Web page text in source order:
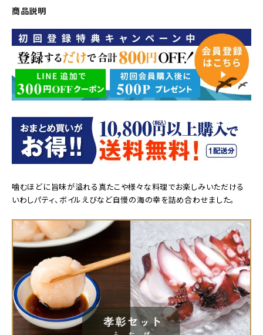
商品説明
噛むほどに旨味が溢れる真たこや様々な料理でお楽しみいただける
いわしパティ、ボイルえびなど自慢の海の幸を詰め合わせました。